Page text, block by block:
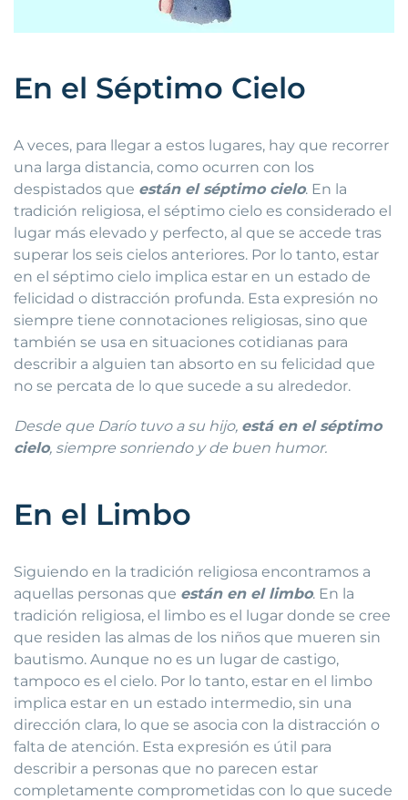
En el Séptimo Cielo
A veces, para llegar a estos lugares, hay que recorrer
una larga distancia, como ocurren con los
despistados que están el séptimo cielo. En la
tradición religiosa, el séptimo cielo es considerado el
lugar más elevado y perfecto, al que se accede tras
superar los seis cielos anteriores. Por lo tanto, estar
en el séptimo cielo implica estar en un estado de
felicidad o distracción profunda. Esta expresión no
siempre tiene connotaciones religiosas, sino que
también se usa en situaciones cotidianas para
describir a alguien tan absorto en su felicidad que
no se percata de lo que sucede a su alrededor.
Desde que Darío tuvo a su hijo, está en el séptimo
cielo, siempre sonriendo y de buen humor.
En el Limbo
Siguiendo en la tradición religiosa encontramos a
aquellas personas que están en el limbo. En la
tradición religiosa, el limbo es el lugar donde se cree
que residen las almas de los niños que mueren sin
bautismo. Aunque no es un lugar de castigo,
tampoco es el cielo. Por lo tanto, estar en el limbo
implica estar en un estado intermedio, sin una
dirección clara, lo que se asocia con la distracción o
falta de atención. Esta expresión es útil para
describir a personas que no parecen estar
completamente comprometidas con lo que sucede